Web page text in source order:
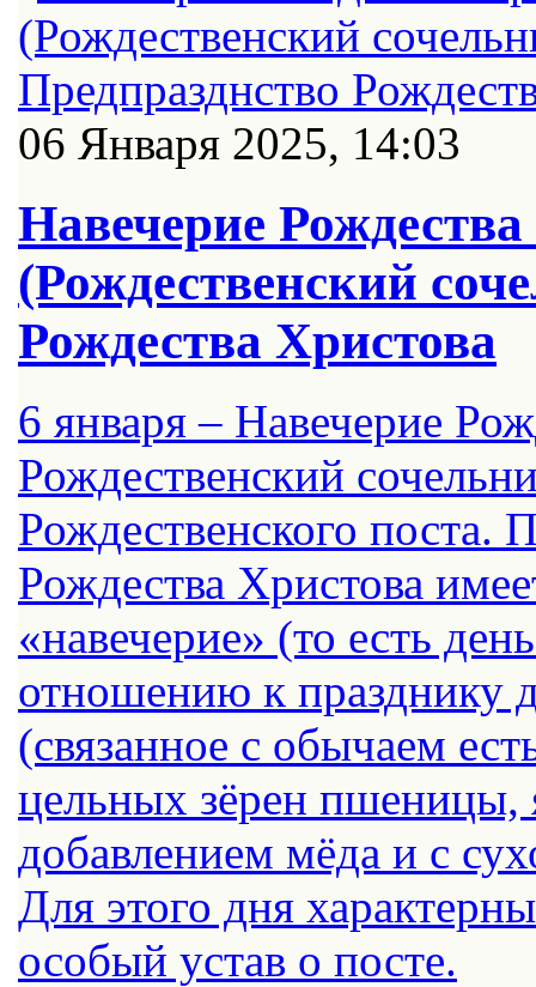
06 Января 2025, 14:03
Навечерие
(Рождественский
Рождества Христова
6 января – Навечерие
Рождественский
Рождественского поста.
Рождества Христова
«навечерие» (то есть
отношению к празднику
(связанное с обычаем
цельных зёрен пшеницы,
добавлением мёда и с
Для этого дня
особый устав о посте.